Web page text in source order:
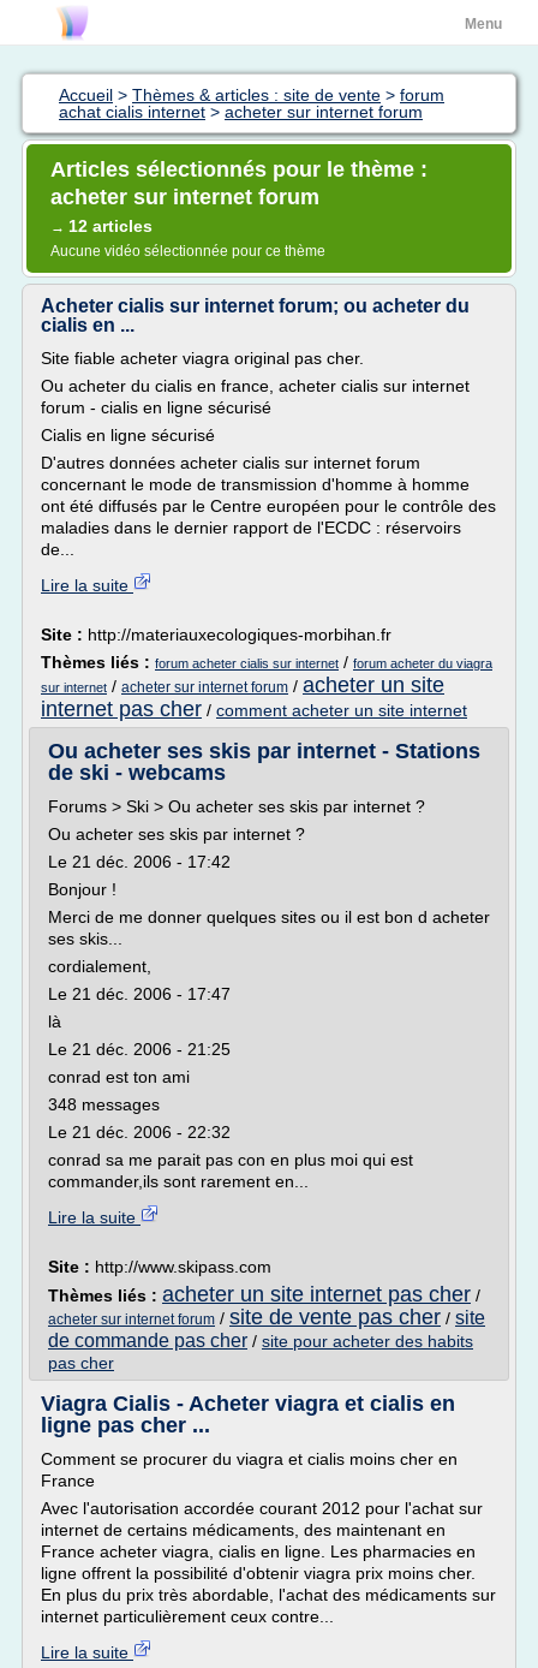
Menu
Accueil > Thèmes & articles : site de vente > forum
achat cialis internet > acheter sur internet forum
Articles sélectionnés pour le thème :
acheter sur internet forum
→ 12 articles
Aucune vidéo sélectionnée pour ce thème
Acheter cialis sur internet forum; ou acheter du
cialis en ...
Site fiable acheter viagra original pas cher.
Ou acheter du cialis en france, acheter cialis sur internet
forum - cialis en ligne sécurisé
Cialis en ligne sécurisé
D'autres données acheter cialis sur internet forum
concernant le mode de transmission d'homme à homme
ont été diffusés par le Centre européen pour le contrôle des
maladies dans le dernier rapport de l'ECDC : réservoirs
de...
Lire la suite
Site : http://materiauxecologiques-morbihan.fr
Thèmes liés : forum acheter cialis sur internet / forum acheter du viagra
sur internet / acheter sur internet forum / acheter un site
internet pas cher / comment acheter un site internet
Ou acheter ses skis par internet - Stations
de ski - webcams
Forums > Ski > Ou acheter ses skis par internet ?
Ou acheter ses skis par internet ?
Le 21 déc. 2006 - 17:42
Bonjour !
Merci de me donner quelques sites ou il est bon d acheter
ses skis...
cordialement,
Le 21 déc. 2006 - 17:47
là
Le 21 déc. 2006 - 21:25
conrad est ton ami
348 messages
Le 21 déc. 2006 - 22:32
conrad sa me parait pas con en plus moi qui est
commander,ils sont rarement en...
Lire la suite
Site : http://www.skipass.com
Thèmes liés : acheter un site internet pas cher /
acheter sur internet forum / site de vente pas cher / site
de commande pas cher / site pour acheter des habits
pas cher
Viagra Cialis - Acheter viagra et cialis en
ligne pas cher ...
Comment se procurer du viagra et cialis moins cher en
France
Avec l'autorisation accordée courant 2012 pour l'achat sur
internet de certains médicaments, des maintenant en
France acheter viagra, cialis en ligne. Les pharmacies en
ligne offrent la possibilité d'obtenir viagra prix moins cher.
En plus du prix très abordable, l'achat des médicaments sur
internet particulièrement ceux contre...
Lire la suite